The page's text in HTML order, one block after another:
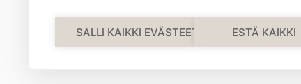
SALLI KAIKKI EVÄSTEET ESTÄ KAIKKI